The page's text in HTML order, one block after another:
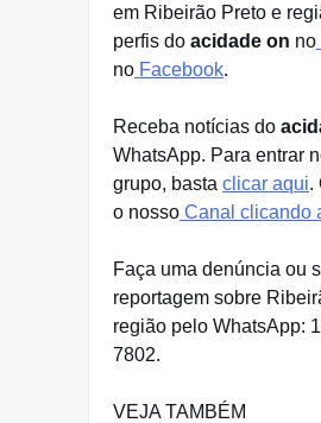
em Ribeirão Preto e
perfis do acidade on no
no Facebook.
Receba notícias do
WhatsApp. Para entrar
grupo, basta clicar aqui.
o nosso Canal clicando
Faça uma denúncia ou
reportagem sobre
região pelo WhatsApp:
7802.
VEJA TAMBÉM